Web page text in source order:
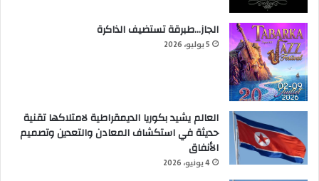
الجاز…طبرقة تستضيف الذاكرة
5 يوليو، 2026
العالم يشيد بكوريا الديمقراطية لامتلاكها تقنية
حديثة في استكشاف المعادن والتعدين وتصميم
الأنفاق
4 يونيو، 2026